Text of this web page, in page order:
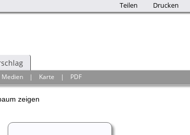
Teilen Drucken
Medien | Karte | PDF
zeigen